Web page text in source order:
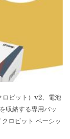
ビット）v2、電池
収納する専用バッ
ロビット ベーシッ